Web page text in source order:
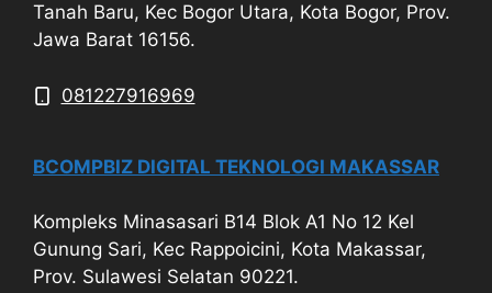
Tanah Baru, Kec Bogor Utara, Kota Bogor, Prov.
Jawa Barat 16156.
081227916969
BCOMPBIZ DIGITAL TEKNOLOGI MAKASSAR
Kompleks Minasasari B14 Blok A1 No 12 Kel
Gunung Sari, Kec Rappoicini, Kota Makassar,
Prov. Sulawesi Selatan 90221.